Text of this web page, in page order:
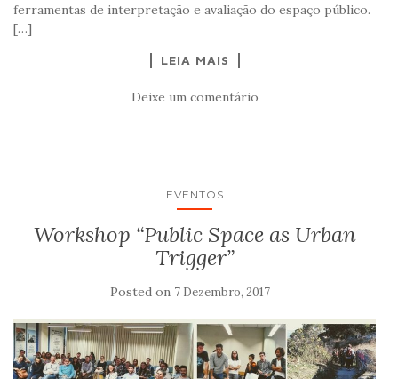
ferramentas de interpretação e avaliação do espaço público.
[…]
LEIA MAIS
Deixe um comentário
EVENTOS
Workshop “Public Space as Urban
Trigger”
Posted on 7 Dezembro, 2017